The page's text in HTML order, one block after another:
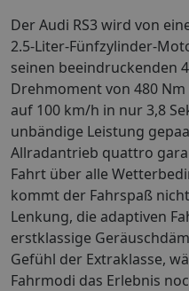
Der Audi RS3 wird von
2.5-Liter-Fünfzylinder-
seinen beeindruckenden
Drehmoment von 480
auf 100 km/h in nur 3,8
unbändige Leistung
Allradantrieb quattro
Fahrt über alle
kommt der Fahrspaß
Lenkung, die adaptiven
erstklassige
Gefühl der Extraklasse,
Fahrmodi das Erlebnis